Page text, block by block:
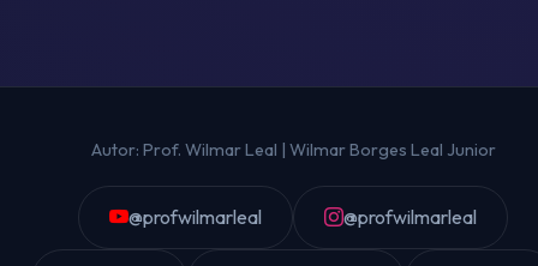
Autor: Prof. Wilmar Leal | Wilmar Borges Leal Junior
@profwilmarleal @profwilmarleal